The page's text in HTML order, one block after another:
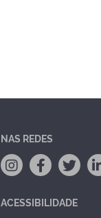
NAS REDES
ACESSIBILIDADE